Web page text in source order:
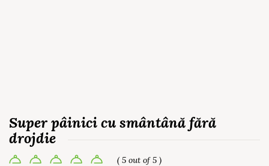
Super pâinici cu smântână fără
drojdie
( 5 out of 5 )